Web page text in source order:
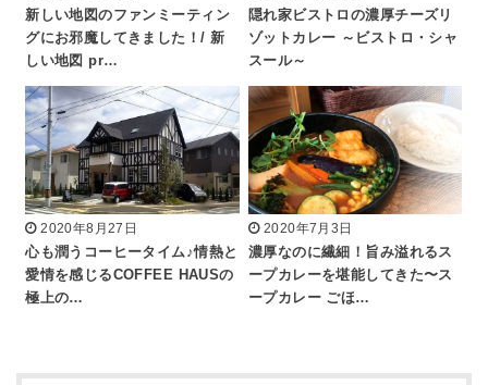
新しい地図のファンミーティン
グにお邪魔してきました！/ 新
しい地図 pr…
隠れ家ビストロの濃厚チーズリ
ゾットカレー ～ビストロ・シャ
スール～
2020年8月27日
心も潤うコーヒータイム♪情熱と
愛情を感じるCOFFEE HAUSの
極上の…
2020年7月3日
濃厚なのに繊細！旨み溢れるス
ープカレーを堪能してきた〜ス
ープカレー ごほ…